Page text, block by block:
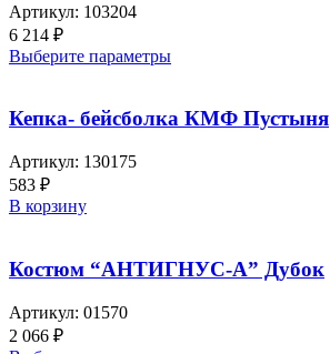
Артикул: 103204
6 214 ₽
Выберите параметры
Кепка- бейсболка КМФ Пустыня
Артикул: 130175
583 ₽
В корзину
Костюм “АНТИГНУС-А” Дубок
Артикул: 01570
2 066 ₽